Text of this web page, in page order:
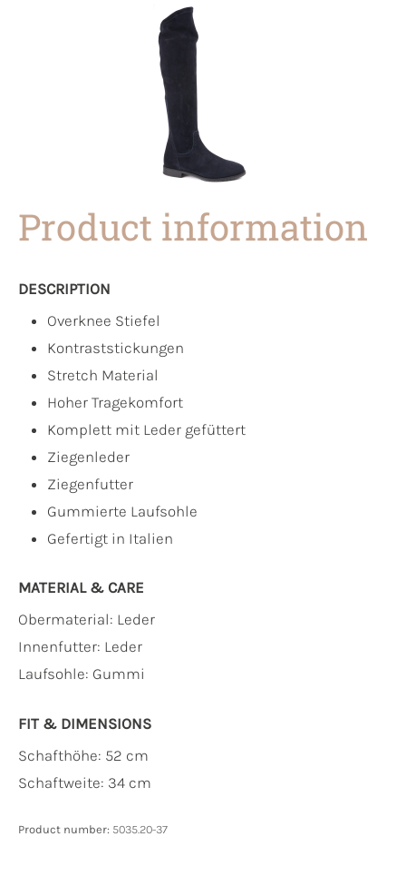
Product information
DESCRIPTION
Overknee Stiefel
Kontraststickungen
Stretch Material
Hoher Tragekomfort
Komplett mit Leder gefüttert
Ziegenleder
Ziegenfutter
Gummierte Laufsohle
Gefertigt in Italien
MATERIAL & CARE
Obermaterial: Leder
Innenfutter: Leder
Laufsohle: Gummi
FIT & DIMENSIONS
Schafthöhe: 52 cm
Schaftweite: 34 cm
Product number: 5035.20-37